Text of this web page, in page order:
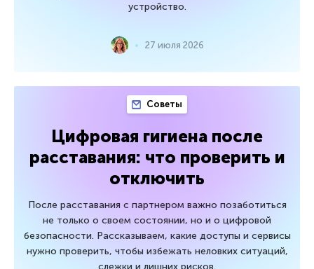
устройство.
27 июля 2026
Советы
Цифровая гигиена после
расставания: что проверить и
отключить
После расставания с партнером важно позаботиться
не только о своем состоянии, но и о цифровой
безопасности. Рассказываем, какие доступы и сервисы
нужно проверить, чтобы избежать неловких ситуаций,
слежки и лишних рисков.